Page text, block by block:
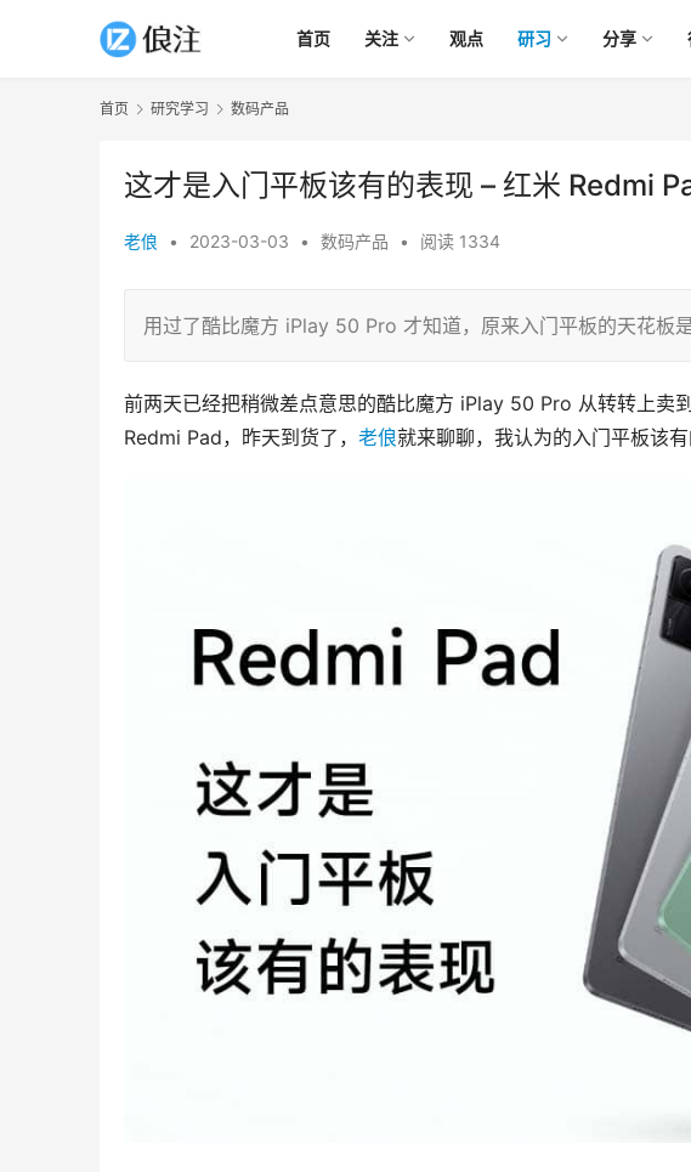
首页 关注 观点 研习 分享
首页 研究学习 数码产品
这才是入门平板该有的表现 – 红米 Redmi
老俍 • 2023-03-03 • 数码产品 • 阅读 1334
用过了酷比魔方 iPlay 50 Pro 才知道，原来入门平板的天花板
前两天已经把稍微差点意思的酷比魔方 iPlay 50 Pro 从转转上卖
Redmi Pad，昨天到货了， 老俍就来聊聊，我认为的入门平板该有